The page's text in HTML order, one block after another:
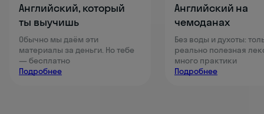
Английский, который
ты выучишь
Обычно мы даём эти
материалы за деньги. Но тебе
— бесплатно
Подробнее
Английский на
чемоданах
Без воды и духоты:
реально полезная
много практики
Подробнее